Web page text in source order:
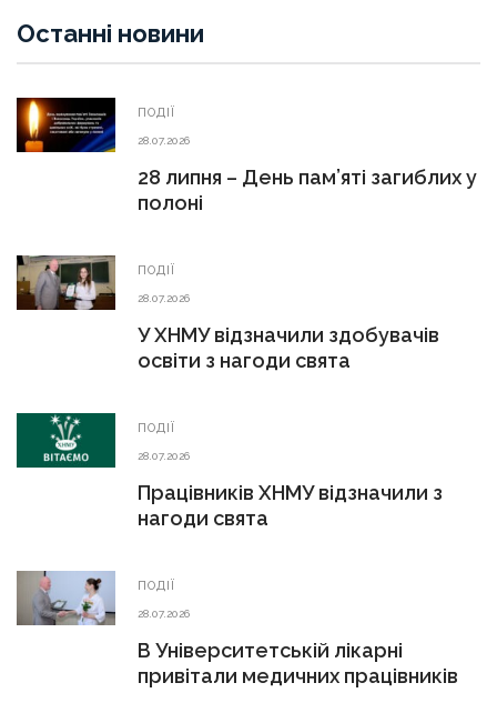
Останні новини
ПОДІЇ
28.07.2026
28 липня – День пам’яті загиблих у
полоні
ПОДІЇ
28.07.2026
У ХНМУ відзначили здобувачів
освіти з нагоди свята
ПОДІЇ
28.07.2026
Працівників ХНМУ відзначили з
нагоди свята
ПОДІЇ
28.07.2026
В Університетській лікарні
привітали медичних працівників